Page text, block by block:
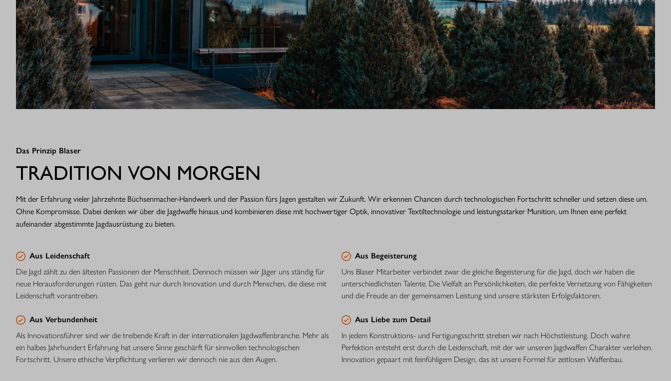
Das Prinzip Blaser
TRADITION VON MORGEN
Mit der Erfahrung vieler Jahrzehnte Büchsenmacher-Handwerk und der Passion fürs Jagen gestalten wir Zukunft. Wir erkennen Chancen durch technologischen Fortschritt schneller und setzen diese um.
Ohne Kompromisse. Dabei denken wir über die Jagdwaffe hinaus und kombinieren diese mit hochwertiger Optik, innovativer Textiltechnologie und leistungsstarker Munition, um Ihnen eine perfekt
aufeinander abgestimmte Jagdausrüstung zu bieten.
Aus Leidenschaft
Die Jagd zählt zu den ältesten Passionen der Menschheit. Dennoch müssen wir Jäger uns ständig für
neue Herausforderungen rüsten. Das geht nur durch Innovation und durch Menschen, die diese mit
Leidenschaft vorantreiben.
Aus Verbundenheit
Als Innovationsführer sind wir die treibende Kraft in der internationalen Jagdwaffenbranche. Mehr als
ein halbes Jahrhundert Erfahrung hat unsere Sinne geschärft für sinnvollen technologischen
Fortschritt. Unsere ethische Verpflichtung verlieren wir dennoch nie aus den Augen.
Aus Begeisterung
Uns Blaser Mitarbeiter verbindet zwar die gleiche Begeisterung für die Jagd, doch wir haben die
unterschiedlichsten Talente. Die Vielfalt an Persönlichkeiten, die perfekte Vernetzung von Fähigkeiten
und die Freude an der gemeinsamen Leistung sind unsere stärksten Erfolgsfaktoren.
Aus Liebe zum Detail
In jedem Konstruktions- und Fertigungsschritt streben wir nach Höchstleistung. Doch wahre
Perfektion entsteht erst durch die Leidenschaft, mit der wir unseren Jagdwaffen Charakter verleihen.
Innovation gepaart mit feinfühligem Design, das ist unsere Formel für zeitlosen Waffenbau.